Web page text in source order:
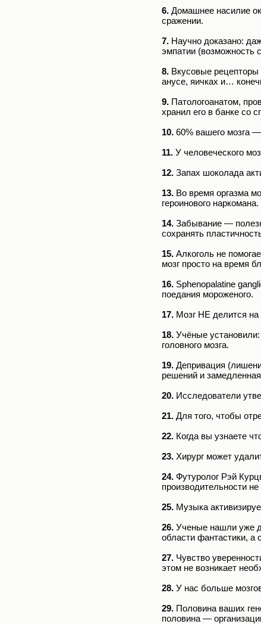
6. Домашнее насилие
сражении.
7. Научно доказано:
эмпатии (возможность
8. Вкусовые рецепторы
анусе, яичках и…
9. Патологоанатом,
хранил его в банке со
10. 60% вашего мозга
11. У человеческого
12. Запах шоколада
13. Во время оргазма
героинового наркомана.
14. Забывание —
сохранять
15. Алкоголь не
мозг просто на время
16. Sphenopalatine
поедания мороженого.
17. Мозг НЕ делится
18. Учёные
головного мозга.
19. Депривация
решений и
20. Исследователи
21. Для того, чтобы
22. Когда вы узнаете
23. Хирург может
24. Футуролог Рэй
производительности
25. Музыка
26. Ученые нашли уже
области фантастики, а
27. Чувство
этом не возникает
28. У нас больше
29. Половина ваших
половина —